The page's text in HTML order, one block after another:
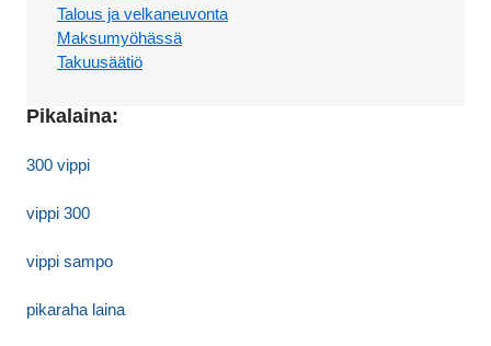
Talous ja velkaneuvonta
Maksumyöhässä
Takuusäätiö
Pikalaina:
300 vippi
vippi 300
vippi sampo
pikaraha laina